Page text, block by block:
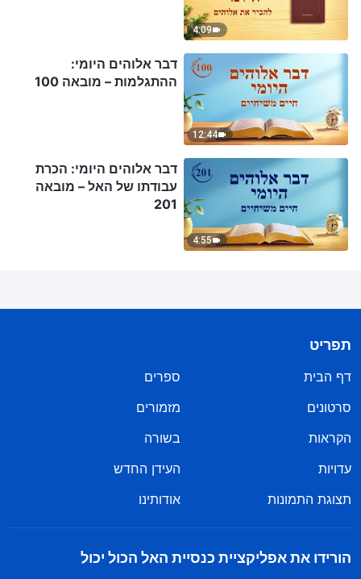
4:09
12:44
דבר אלוהים היומי:
ההתגלמות – מובאה 100
4:55
דבר אלוהים היומי: הכרת
עבודתו של האל – מובאה
201
תפריט
דף הבית
ספרים
סרטונים
מזמורים
הקראות
בשורה
עדויות
העידן החדש
תצוגת התמונות
אודותינו
הורידו את אפליקציית כנסיית האל הכול יכול